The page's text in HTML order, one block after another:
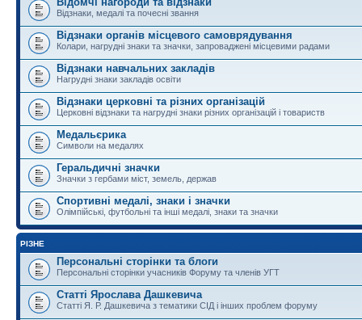
Відзнаки, медалі та почесні звання
Відзнаки органів місцевого самоврядування
Колари, нагрудні знаки та значки, запроваджені місцевими радами
Відзнаки навчальних закладів
Нагрудні знаки закладів освіти
Відзнаки церковні та різних організацій
Церковні відзнаки та нагрудні знаки різних організацій і товариств
Медальєрика
Символи на медалях
Геральдичні значки
Значки з гербами міст, земель, держав
Спортивні медалі, знаки і значки
Олімпійські, футбольні та інші медалі, знаки та значки
РІЗНЕ
Персональні сторінки та блоги
Персональні сторінки учасників Форуму та членів УГТ
Статті Ярослава Дашкевича
Статті Я. Р. Дашкевича з тематики СІД і інших проблем форуму